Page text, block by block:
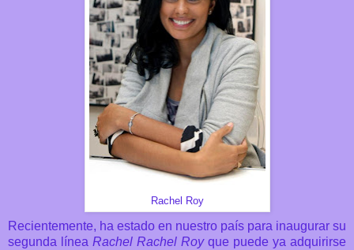
Rachel Roy
Recientemente, ha estado en nuestro país para inaugurar su
segunda línea Rachel Rachel Royque puede ya adquirirse